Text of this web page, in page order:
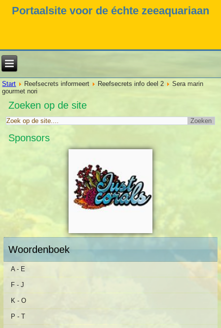
Portaalsite voor de échte zeeaquariaan
Start Reefsecrets informeert Reefsecrets info deel 2
Sera marin
gourmet nori
Zoeken op de site
Sponsors
Woordenboek
A - E
F - J
K - O
P - T